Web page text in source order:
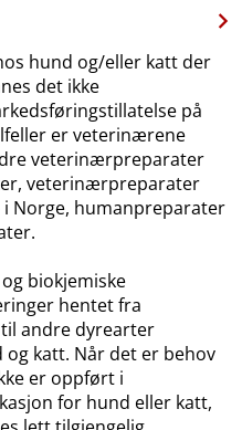
hund og​/​eller katt der
det ikke
på
er veterinærene
veterinærpreparater
veterinærpreparater
Norge, humanpreparater
biokjemiske
hentet fra
andre dyrearter
katt. Når det er behov
er oppført i
for hund eller katt,